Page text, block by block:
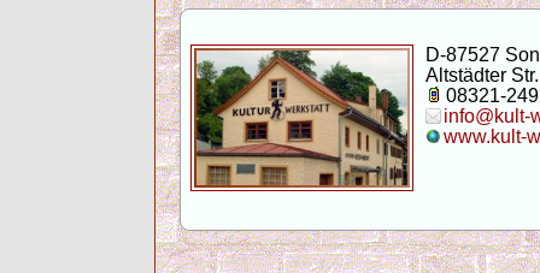
D-87527
Altstädter
08321-
info@kult-
www.kult-